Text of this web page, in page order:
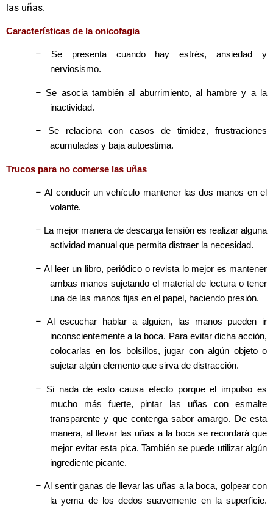
las uñas.
Características de la onicofagia
–
Se presenta cuando hay estrés, ansiedad y
nerviosismo.
– Se asocia también al aburrimiento, al hambre y a la
inactividad.
–
Se relaciona con casos de timidez, frustraciones
acumuladas y baja autoestima.
Trucos para no comerse las uñas
– Al conducir un vehículo mantener las dos manos en el
volante.
– La mejor manera de descarga tensión es realizar alguna
actividad manual que permita distraer la necesidad.
– Al leer un libro, periódico o revista lo mejor es mantener
ambas manos sujetando el material de lectura o tener
una de las manos fijas en el papel, haciendo presión.
–
Al escuchar hablar a alguien, las manos pueden ir
inconscientemente a la boca. Para evitar dicha acción,
colocarlas en los bolsillos, jugar con algún objeto o
sujetar algún elemento que sirva de distracción.
–
Si nada de esto causa efecto porque el impulso es
mucho más fuerte, pintar las uñas con esmalte
transparente y que contenga sabor amargo. De esta
manera, al llevar las uñas a la boca se recordará que
mejor evitar esta pica. También se puede utilizar algún
ingrediente picante.
– Al sentir ganas de llevar las uñas a la boca, golpear con
la yema de los dedos suavemente en la superficie.